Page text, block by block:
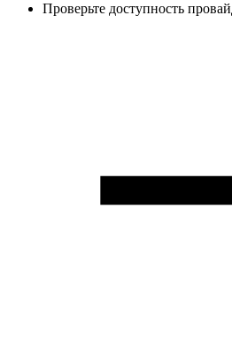
Проверьте доступность